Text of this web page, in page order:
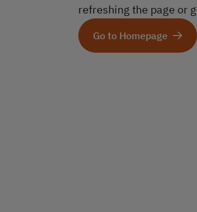
refreshing the page or
Go to Homepage